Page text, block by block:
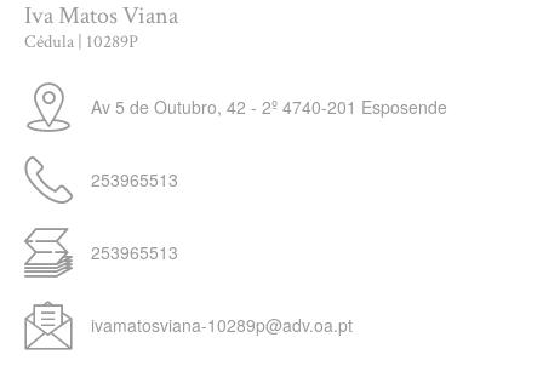
Iva Matos Viana
Cédula | 10289P
Av 5 de Outubro, 42 - 2º 4740-201 Esposende
253965513
253965513
ivamatosviana-10289p@adv.oa.pt